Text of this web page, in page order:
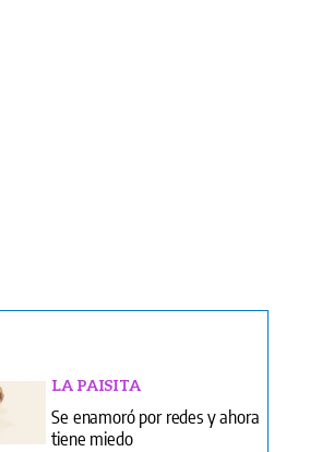
LA PAISITA
Se enamoró por redes y ahora
tiene miedo